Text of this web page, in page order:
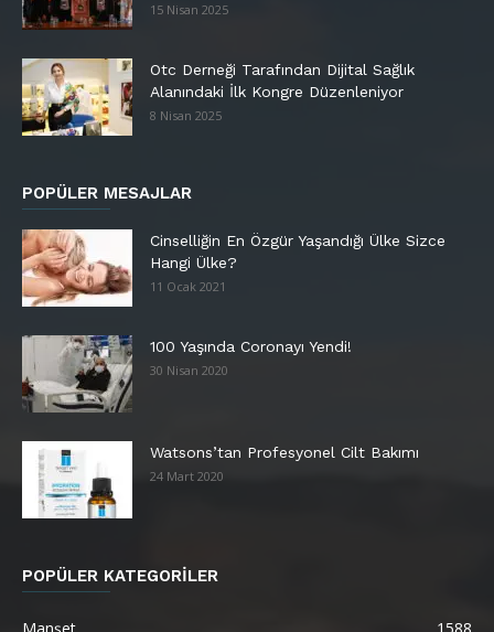
15 Nisan 2025
Otc Derneği Tarafından Dijital Sağlık
Alanındaki İlk Kongre Düzenleniyor
8 Nisan 2025
POPÜLER MESAJLAR
Cinselliğin En Özgür Yaşandığı Ülke Sizce
Hangi Ülke?
11 Ocak 2021
100 Yaşında Coronayı Yendi!
30 Nisan 2020
Watsons’tan Profesyonel Cilt Bakımı
24 Mart 2020
POPÜLER KATEGORİLER